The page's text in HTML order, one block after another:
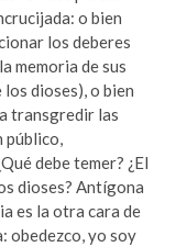
o bien
los deberes
memoria de sus
dioses), o bien
transgredir las
público,
debe temer? ¿El
dioses? Antígona
es la otra cara de
obedezco, yo soy